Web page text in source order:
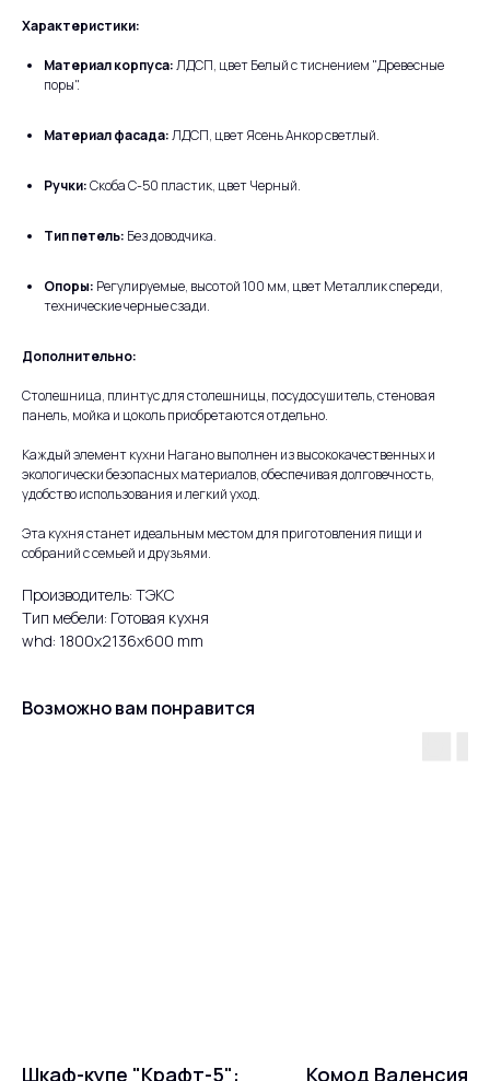
Характеристики:
Материал корпуса:ЛДСП, цвет Белый с тиснением "Древесные
поры".
Материал фасада:ЛДСП, цвет Ясень Анкор светлый.
Ручки:Скоба С-50 пластик, цвет Черный.
Тип петель: Без доводчика.
Опоры: Регулируемые, высотой 100 мм, цвет Металлик спереди,
технические черные сзади.
Дополнительно:
Столешница, плинтус для столешницы, посудосушитель, стеновая
панель, мойка и цоколь приобретаются отдельно.
Каждый элемент кухни Нагано выполнен из высококачественных и
экологически безопасных материалов, обеспечивая долговечность,
удобство использования и легкий уход.
Эта кухня станет идеальным местом для приготовления пищи и
собраний с семьей и друзьями.
Производитель: ТЭКС
Тип мебели: Готовая кухня
whd: 1800x2136x600 mm
Возможно вам понравится
Шкаф-купе "Крафт-5": Комод Валенсия